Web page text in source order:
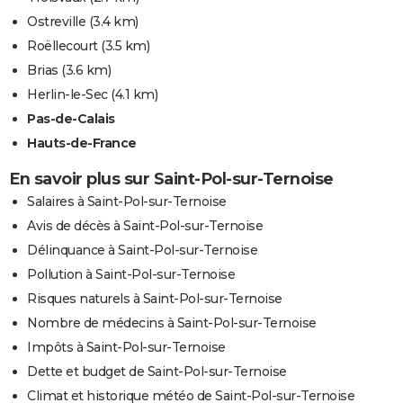
Ostreville (3.4 km)
Roëllecourt(3.5 km)
Brias (3.6 km)
Herlin-le-Sec(4.1 km)
Pas-de-Calais
Hauts-de-France
En savoir plus sur Saint-Pol-sur-Ternoise
Salaires à Saint-Pol-sur-Ternoise
Avis de décès à Saint-Pol-sur-Ternoise
Délinquance à Saint-Pol-sur-Ternoise
Pollution à Saint-Pol-sur-Ternoise
Risques naturels à Saint-Pol-sur-Ternoise
Nombre de médecins à Saint-Pol-sur-Ternoise
Impôts à Saint-Pol-sur-Ternoise
Dette et budget de Saint-Pol-sur-Ternoise
Climat et historique météo de Saint-Pol-sur-Ternoise